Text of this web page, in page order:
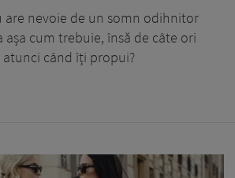
are nevoie de un somn odihnitor
cum trebuie, însă de câte ori
atunci când îți propui?